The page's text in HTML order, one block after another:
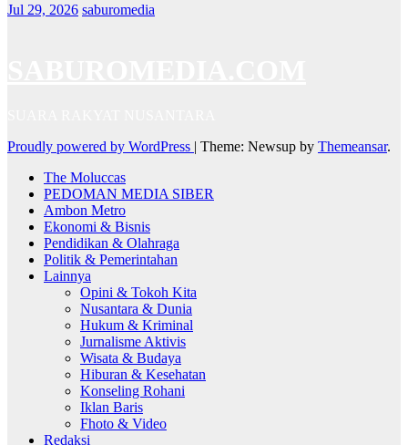
Jul 29, 2026 saburomedia
Proudly powered by WordPress | Theme: Newsup by Themeansar.
The Moluccas
PEDOMAN MEDIA SIBER
Ambon Metro
Ekonomi & Bisnis
Pendidikan & Olahraga
Politik & Pemerintahan
Lainnya
Opini & Tokoh Kita
Nusantara & Dunia
Hukum & Kriminal
Jurnalisme Aktivis
Wisata & Budaya
Hiburan & Kesehatan
Konseling Rohani
Iklan Baris
Fhoto & Video
Redaksi